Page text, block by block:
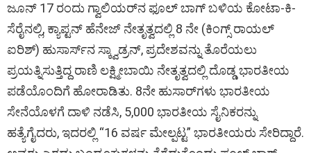
ಜೂನ್ 17 ರಂದು ಗ್ವಾಲಿಯರ್‌ನ ಫೂಲ್ ಬಾಗ್ ಬಳಿಯ ಕೋಟಾ-ಕಿ-
ಸೆರೈನಲ್ಲಿ, ಕ್ಯಾಪ್ಟನ್ ಹೆನೇಜ್ ನೇತೃತ್ವದಲ್ಲಿ 8 ನೇ (ಕಿಂಗ್ಸ್ ರಾಯಲ್
ಐರಿಶ್) ಹುಸಾರ್ಸ್‌ನ ಸ್ಕ್ವಾಡ್ರನ್, ಪ್ರದೇಶವನ್ನು ತೊರೆಯಲು
ಪ್ರಯತ್ನಿಸುತ್ತಿದ್ದ ರಾಣಿ ಲಕ್ಷ್ಮೀಬಾಯಿ ನೇತೃತ್ವದಲ್ಲಿ ದೊಡ್ಡ ಭಾರತೀಯ
ಪಡೆಯೊಂದಿಗೆ ಹೋರಾಡಿತು. 8ನೇ ಹುಸಾರ್‌ಗಳು ಭಾರತೀಯ
ಸೇನೆಯೊಳಗೆ ದಾಳಿ ನಡೆಸಿ, 5,000 ಭಾರತೀಯ ಸೈನಿಕರನ್ನು
ಹತ್ಯೆಗೈದರು, ಇದರಲ್ಲಿ “16 ವರ್ಷ ಮೇಲ್ಪಟ್ಟ” ಭಾರತೀಯರು ಸೇರಿದ್ದಾರೆ.